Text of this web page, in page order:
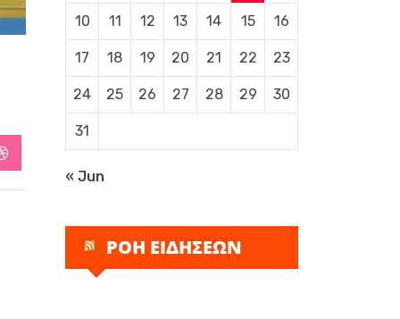
StumbleUpon
10 11 12 13 14 15 16
17 18 19 20 21 22 23
24 25 26 27 28 29 30
31
« Jun
ΡΟΗ ΕΙΔΗΣΕΩΝ